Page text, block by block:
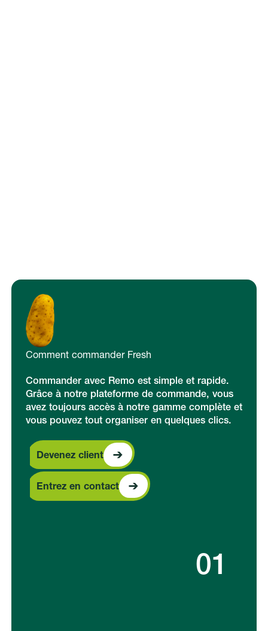
Comment commander Fresh
Commander avec Remo est simple et rapide.
Grâce à notre plateforme de commande, vous
avez toujours accès à notre gamme complète et
vous pouvez tout organiser en quelques clics.
Devenez client
Devenez client
Entrez en contact
Entrez en contact
01